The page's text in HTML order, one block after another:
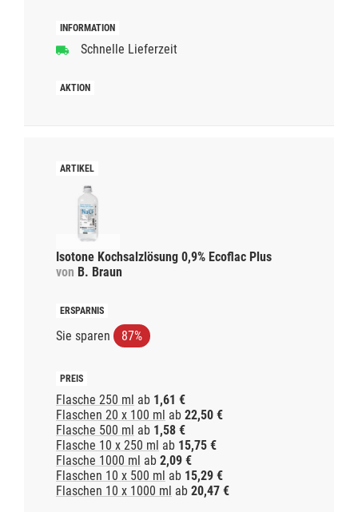
Schnelle Lieferzeit
Isotone Kochsalzlösung 0,9% Ecoflac Plus
von B. Braun
Sie sparen 87%
Flasche 250 ml ab 1,61 €
Flaschen 20 x 100 ml ab 22,50 €
Flasche 500 ml ab 1,58 €
Flasche 10 x 250 ml ab 15,75 €
Flasche 1000 ml ab 2,09 €
Flaschen 10 x 500 ml ab 15,29 €
Flaschen 10 x 1000 ml ab 20,47 €